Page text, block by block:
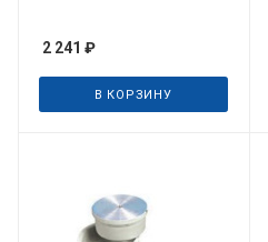
2 241 ₽
В КОРЗИНУ